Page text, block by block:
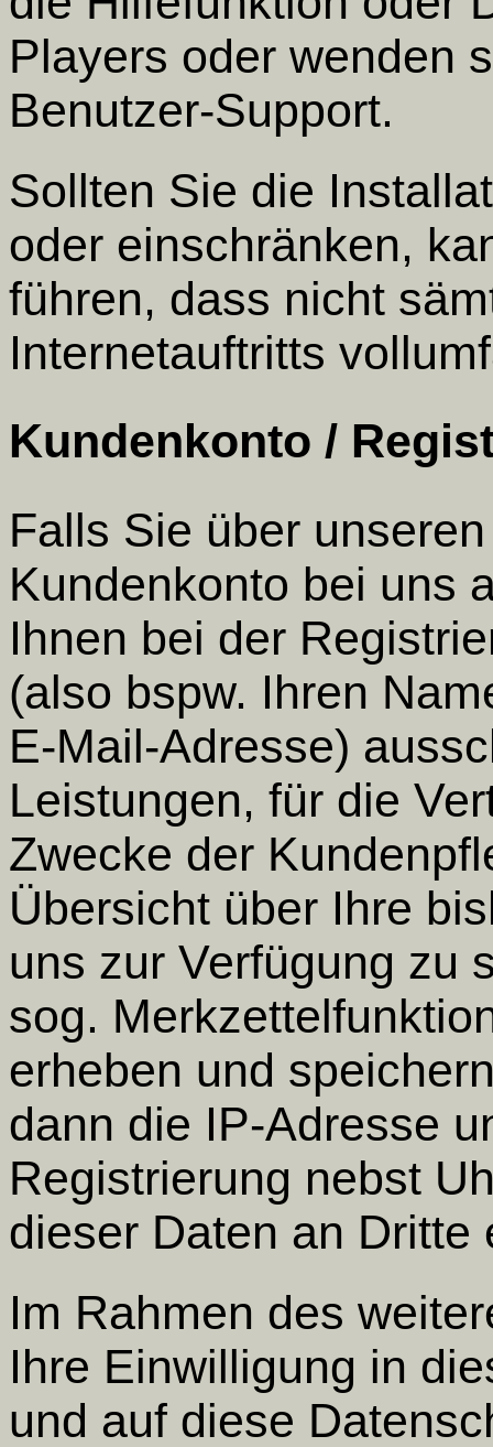
Players oder wenden
Benutzer-Support.
Sollten Sie die
oder einschränken,
führen, dass nicht
Internetauftritts
Kundenkonto /
Falls Sie über
Kundenkonto bei uns
Ihnen bei der
(also bspw. Ihren
E-Mail-Adresse)
Leistungen, für die
Zwecke der
Übersicht über Ihre
uns zur Verfügung zu
sog.
erheben und
dann die IP-Adresse
Registrierung nebst
dieser Daten an
Im Rahmen des
Ihre Einwilligung in
und auf diese